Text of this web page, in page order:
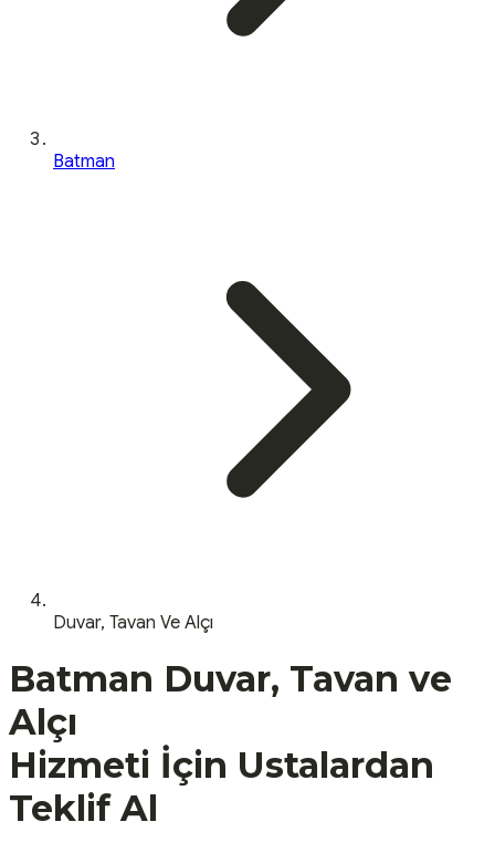
Batman
Duvar, Tavan Ve Alçı
Batman Duvar, Tavan ve
Alçı
Hizmeti İçin Ustalardan
Teklif Al